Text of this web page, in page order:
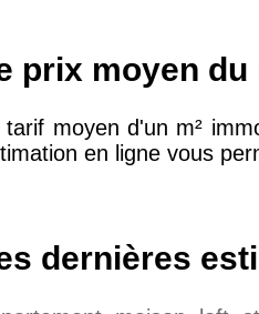
prix moyen du
tarif moyen d'un m²
en ligne vous
dernières